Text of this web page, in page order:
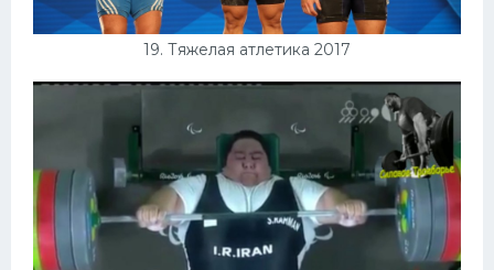
19. Тяжелая атлетика 2017